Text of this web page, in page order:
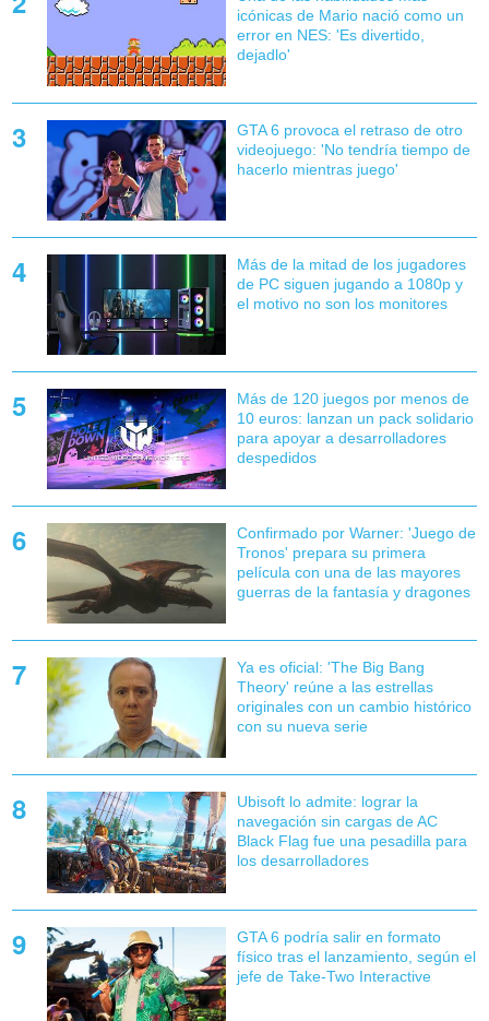
icónicas de Mario nació como un
error en NES: 'Es divertido,
dejadlo'
GTA 6 provoca el retraso de otro
videojuego: 'No tendría tiempo de
hacerlo mientras juego'
Más de la mitad de los jugadores
de PC siguen jugando a 1080p y
el motivo no son los monitores
Más de 120 juegos por menos de
10 euros: lanzan un pack solidario
para apoyar a desarrolladores
despedidos
Confirmado por Warner: 'Juego de
Tronos' prepara su primera
película con una de las mayores
guerras de la fantasía y dragones
Ya es oficial: 'The Big Bang
Theory' reúne a las estrellas
originales con un cambio histórico
con su nueva serie
Ubisoft lo admite: lograr la
navegación sin cargas de AC
Black Flag fue una pesadilla para
los desarrolladores
GTA 6 podría salir en formato
físico tras el lanzamiento, según el
jefe de Take-Two Interactive